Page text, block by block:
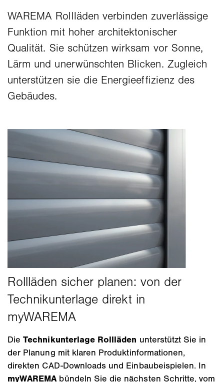
WAREMA Rollläden verbinden zuverlässige
Funktion mit hoher architektonischer
Qualität. Sie schützen wirksam vor Sonne,
Lärm und unerwünschten Blicken. Zugleich
unterstützen sie die Energieeffizienz des
Gebäudes.
DieTechnikunterlage Rollläden unterstützt Sie in
der Planung mit klaren Produktinformationen,
direkten CAD-Downloads und Einbaubeispielen. In
myWAREMA bündeln Sie die nächsten Schritte, vom